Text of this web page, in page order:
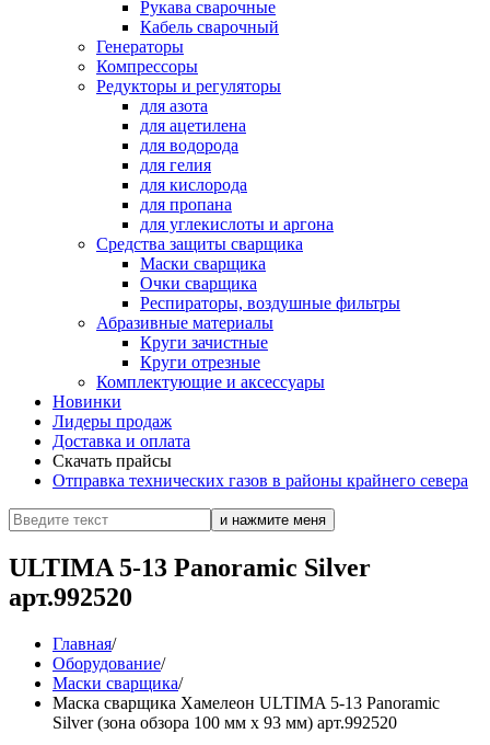
Рукава сварочные
Кабель сварочный
Генераторы
Компрессоры
Редукторы и регуляторы
для азота
для ацетилена
для водорода
для гелия
для кислорода
для пропана
для углекислоты и аргона
Средства защиты сварщика
Маски сварщика
Очки сварщика
Респираторы, воздушные фильтры
Абразивные материалы
Круги зачистные
Круги отрезные
Комплектующие и аксессуары
Новинки
Лидеры продаж
Доставка и оплата
Скачать прайсы
Отправка технических газов в районы крайнего севера
ULTIMA 5-13 Panoramic Silver
арт.992520
Главная/
Оборудование/
Маски сварщика/
Маска сварщика Хамелеон ULTIMA 5-13 Panoramic
Silver (зона обзора 100 мм х 93 мм) арт.992520